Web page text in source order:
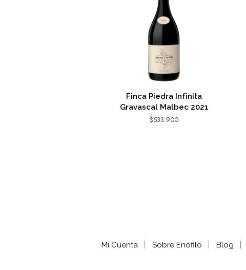
Finca Piedra Infinita
Gravascal Malbec 2021
$533.900
Mi Cuenta Sobre Enófilo Blog